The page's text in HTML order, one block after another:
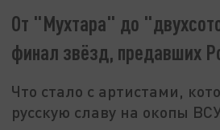
От "Мухтара" до
финал звёзд, предавших
Что стало с артистами,
русскую славу на окопы